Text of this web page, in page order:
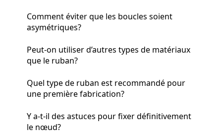
Comment éviter que les boucles soient
asymétriques?
Peut-on utiliser d’autres types de matériaux
que le ruban?
Quel type de ruban est recommandé pour
une première fabrication?
Y a-t-il des astuces pour fixer définitivement
le nœud?